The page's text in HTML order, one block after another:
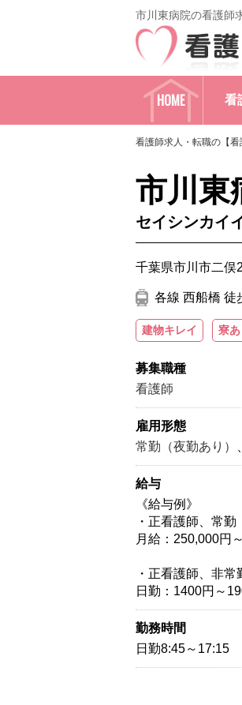
市川東病院の看護
HOME 看
看護師求人・転職の【
市川東
セイシンカイ
千葉県市川市二俣
各線 西船橋 徒
建物キレイ 寮あ
募集職種
看護師
雇用形態
常勤（夜勤あり）
給与
《給与例》
・正看護師、常勤
月給：250,000円～
・正看護師、非常
日勤：1400円～
勤務時間
日勤8:45～